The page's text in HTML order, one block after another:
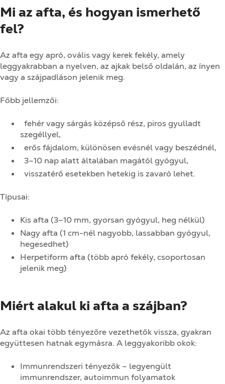
Mi az afta, és hogyan ismerhető
fel?
Az afta egy apró, ovális vagy kerek fekély, amely
leggyakrabban a nyelven, az ajkak belső oldalán, az ínyen
vagy a szájpadláson jelenik meg.
Főbb jellemzői:
fehér vagy sárgás középső rész, piros gyulladt
szegéllyel,
erős fájdalom, különösen evésnél vagy beszédnél,
3–10 nap alatt általában magától gyógyul,
visszatérő esetekben hetekig is zavaró lehet.
Típusai:
Kis afta (3–10 mm, gyorsan gyógyul, heg nélkül)
Nagy afta (1 cm-nél nagyobb, lassabban gyógyul,
hegesedhet)
Herpetiform afta (több apró fekély, csoportosan
jelenik meg)
Miért alakul ki afta a szájban?
Az afta okai több tényezőre vezethetők vissza, gyakran
együttesen hatnak egymásra. A leggyakoribb okok:
Immunrendszeri tényezők – legyengült
immunrendszer, autoimmun folyamatok